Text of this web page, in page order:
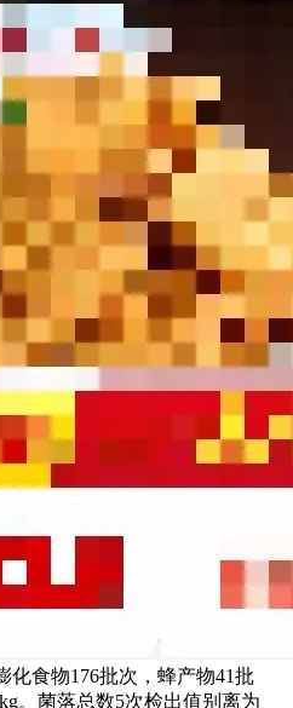
化食物176批次，蜂产物41批
。菌落总数5次检出值别离为